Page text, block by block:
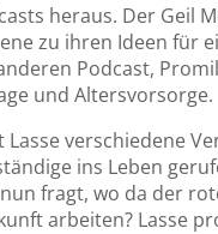
heraus. Der Geil
zu ihren Ideen
Podcast,
und Altersvorsorge.
verschiedene
ins Leben
fragt, wo da der
arbeiten? Lasse